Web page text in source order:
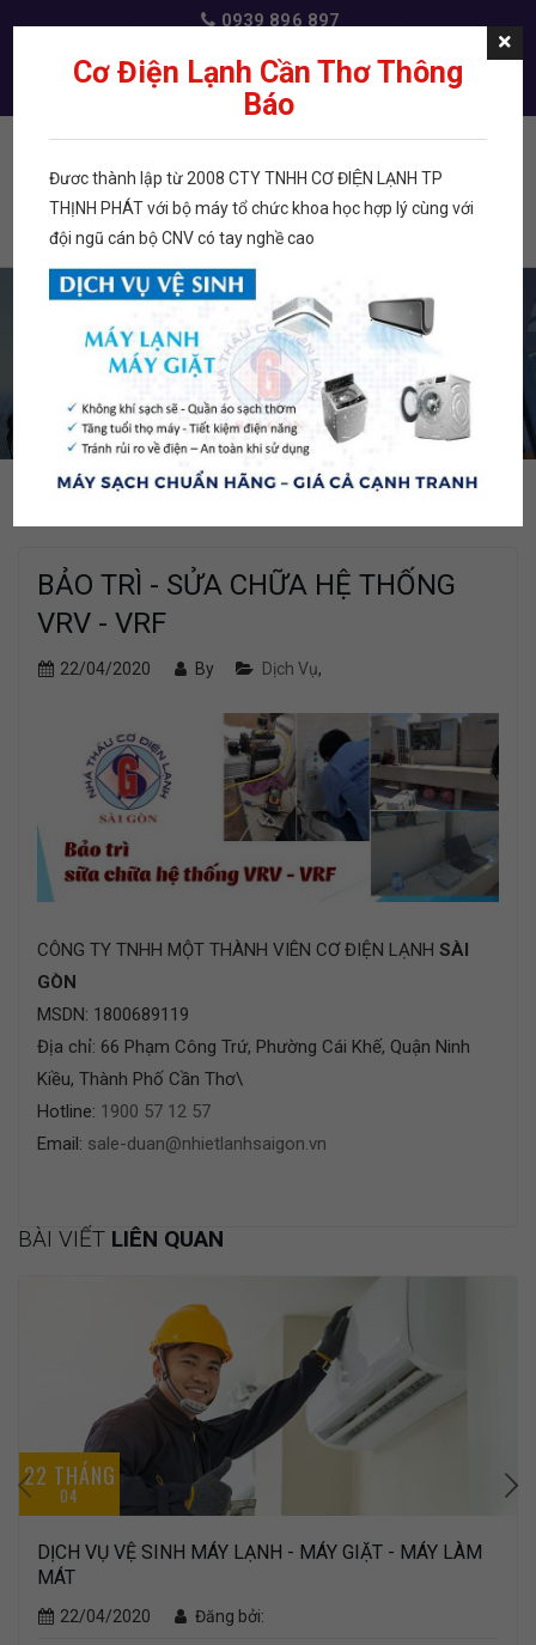
0939 896 897
Menu
TRANG CHỦ
BẢO TRÌ - SỬA CHỮA HỆ THỐNG VRV -
TRANG CHỦ
BẢO TRÌ - SỬA CHỮA HỆ THỐNG
VRV - VRF
22/04/2020 By Dịch Vụ,
CÔNG TY TNHH MỘT THÀNH VIÊN CƠ ĐIỆN LẠNH SÀI
GÒN
MSDN: 1800689119
Địa chỉ: 66 Phạm Công Trứ, Phường Cái Khế, Quận Ninh
Kiều, Thành Phố Cần Thơ\
Hotline: 1900 57 12 57
Email: sale-duan@nhietlanhsaigon.vn
BÀI VIẾT LIÊN QUAN
22 THÁNG
04
DỊCH VỤ VỆ SINH MÁY LẠNH - MÁY GIẶT - MÁY LÀM
MÁT
22/04/2020 Đăng bởi:
Cơ Điện Lạnh Cần Thơ Thông
Báo
Đươc thành lập từ 2008 CTY TNHH CƠ ĐIỆN LẠNH TP
THỊNH PHÁT với bộ máy tổ chức khoa học hợp lý cùng với
đội ngũ cán bộ CNV có tay nghề cao